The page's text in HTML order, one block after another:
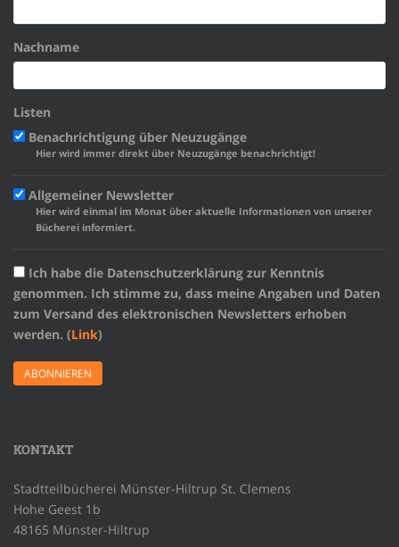
Nachname
Listen
Benachrichtigung über Neuzugänge
Hier wird immer direkt über Neuzugänge benachrichtigt!
Allgemeiner Newsletter
Hier wird einmal im Monat über aktuelle Informationen von unserer
Bücherei informiert.
Ich habe die Datenschutzerklärung zur Kenntnis
genommen. Ich stimme zu, dass meine Angaben und Daten
zum Versand des elektronischen Newsletters erhoben
werden. (Link)
KONTAKT
Stadtteilbücherei Münster-Hiltrup St. Clemens
Hohe Geest 1b
48165 Münster-Hiltrup